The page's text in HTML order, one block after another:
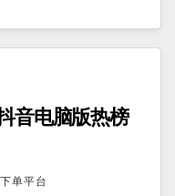
音电脑版热榜
单平台